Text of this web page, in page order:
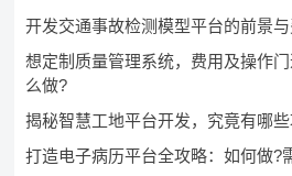
开发交通事故检测模型平台的前景
想定制质量管理系统，费用及操作
么做?
揭秘智慧工地平台开发，究竟有哪
打造电子病历平台全攻略：如何做?